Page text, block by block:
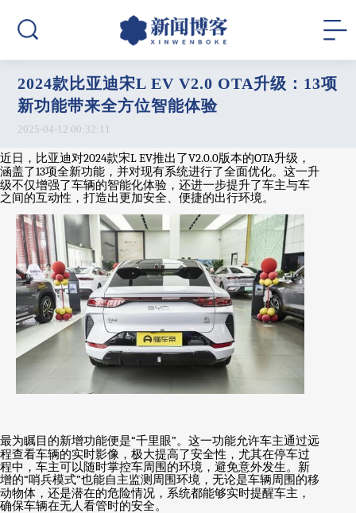
2024款比亚迪宋L EV V2.0 OTA升级：13项
新功能带来全方位智能体验
2025-04-12 00:32:11
近日，比亚迪对2024款宋L EV推出了V2.0.0版本的OTA升级，
涵盖了13项全新功能，并对现有系统进行了全面优化。这一升
级不仅增强了车辆的智能化体验，还进一步提升了车主与车
之间的互动性，打造出更加安全、便捷的出行环境。
最为瞩目的新增功能便是“千里眼”。这一功能允许车主通过远
程查看车辆的实时影像，极大提高了安全性，尤其在停车过
程中，车主可以随时掌控车周围的环境，避免意外发生。新
增的“哨兵模式”也能自主监测周围环境，无论是车辆周围的移
动物体，还是潜在的危险情况，系统都能够实时提醒车主，
确保车辆在无人看管时的安全。